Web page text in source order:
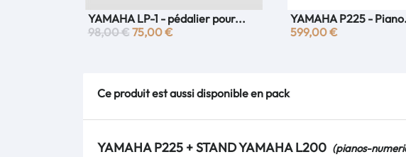
Aperçu rapide
YAMAHA LP-1 - pédalier pour...
98,00 € 75,00 € Aperçu
YAMAHA P225 -
599,00 €
Ce produit est aussi disponible en pack
YAMAHA P225 + STAND YAMAHA L200 (pianos-